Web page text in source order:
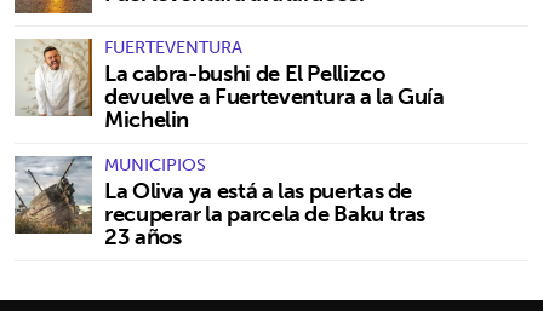
FUERTEVENTURA
La cabra-bushi de El Pellizco
devuelve a Fuerteventura a la Guía
Michelin
MUNICIPIOS
La Oliva ya está a las puertas de
recuperar la parcela de Baku tras
23 años